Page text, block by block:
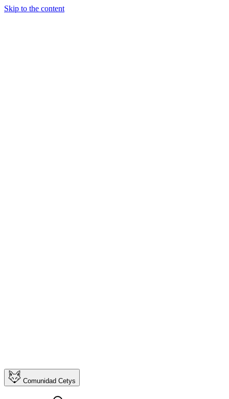
Skip to the content
Comunidad Cetys